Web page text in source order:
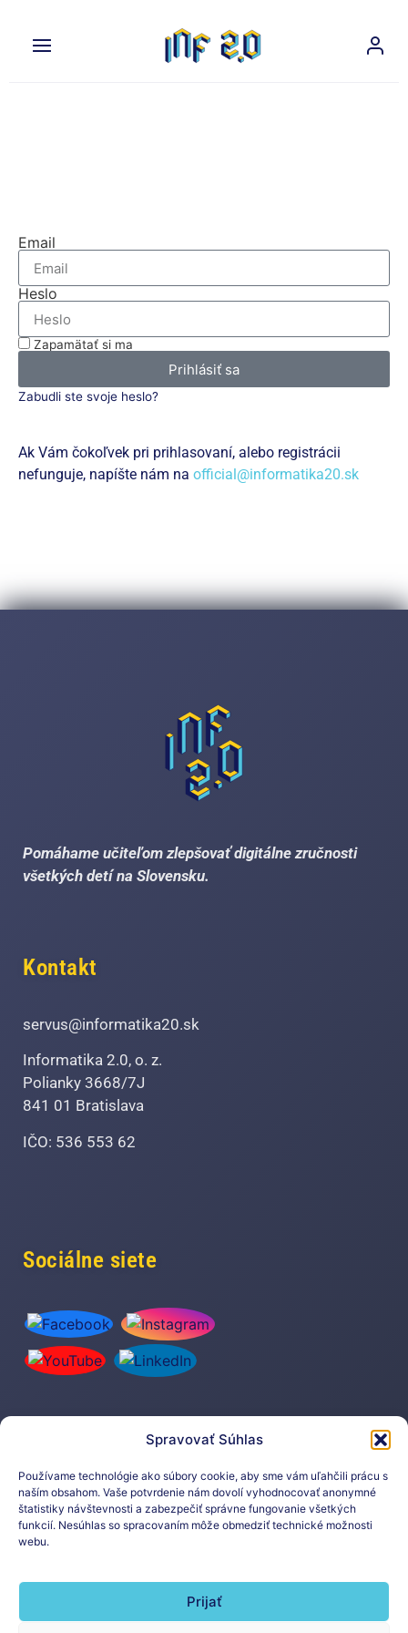
Spravovať Súhlas
Používame technológie ako súbory cookie, aby sme vám uľahčili prácu s
naším obsahom. Vaše potvrdenie nám dovolí vyhodnocovať anonymné
štatistiky návštevnosti a zabezpečiť správne fungovanie všetkých
funkcií. Nesúhlas so spracovaním môže obmedziť technické možnosti
webu.
Prijať
Email
Heslo
Zapamätať si ma
Prihlásiť sa
Zabudli ste svoje heslo?
Ak Vám čokoľvek pri prihlasovaní, alebo registrácii
nefunguje, napíšte nám na official@informatika20.sk
Pomáhame učiteľom zlepšovať digitálne zručnosti
všetkých detí na Slovensku.
Kontakt
servus@informatika20.sk
Informatika 2.0, o. z.
Polianky 3668/7J
841 01 Bratislava
IČO: 536 553 62
Sociálne siete
Prihláste sa na odber nášho
newslettera
Prihlásiť sa na odber